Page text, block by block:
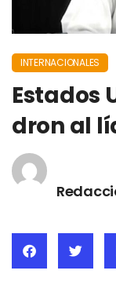
INTERNACIONALES
Estados
dron al